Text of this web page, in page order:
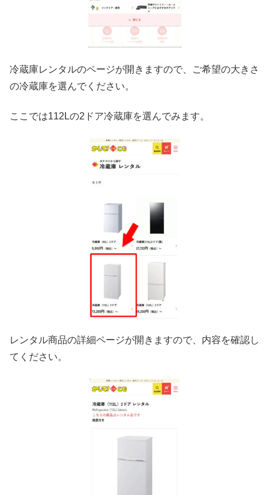
冷蔵庫レンタルのページが開きますので、ご希望の大きさ
の冷蔵庫を選んでください。
ここでは112Lの2ドア冷蔵庫を選んでみます。
レンタル商品の詳細ページが開きますので、内容を確認し
てください。